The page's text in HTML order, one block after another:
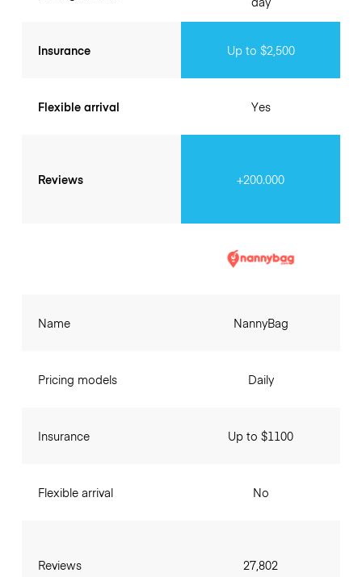
Insurance
Flexible arrival
Reviews
Up to $2,500
Yes
+200.000
Name
Pricing models
Insurance
Flexible arrival
Reviews
NannyBag
Daily
Up to $1100
No
27,802